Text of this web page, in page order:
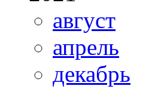
август
апрель
декабрь